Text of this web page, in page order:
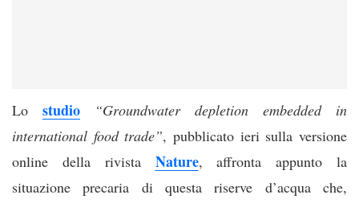
Lo studio
“Groundwater depletion embedded in
international food trade”, pubblicato ieri sulla versione
online della rivista Nature, affronta appunto la
situazione precaria di questa riserve d’acqua che,